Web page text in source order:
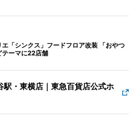
エ「シンクス」フードフロア改装 「おやつ
テーマに22店舗
駅・東横店｜東急百貨店公式ホ